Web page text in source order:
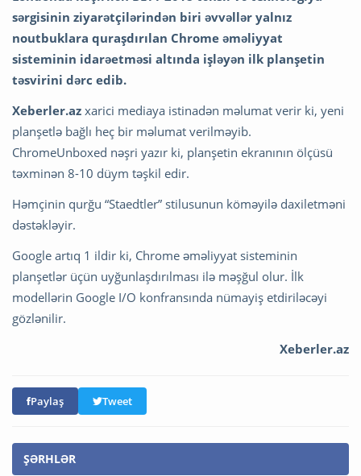
sərgisinin ziyarətçilərindən biri əvvəllər yalnız
noutbuklara quraşdırılan Chrome əməliyyat
sisteminin idarəetməsi altında işləyən ilk planşetin
təsvirini dərc edib.
Xeberler.az xarici mediaya istinadən məlumat verir ki, yeni
planşetlə bağlı heç bir məlumat verilməyib.
ChromeUnboxed nəşri yazır ki, planşetin ekranının ölçüsü
təxminən 8-10 düym təşkil edir.
Həmçinin qurğu “Staedtler” stilusunun köməyilə daxiletməni
dəstəkləyir.
Google artıq 1 ildir ki, Chrome əməliyyat sisteminin
planşetlər üçün uyğunlaşdırılması ilə məşğul olur. İlk
modellərin Google I/O konfransında nümayiş etdiriləcəyi
gözlənilir.
Xeberler.az
Paylaş Tweet
ŞƏRHLƏR